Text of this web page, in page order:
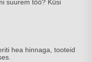
suurem töö? Küsi
hea hinnaga, tooteid